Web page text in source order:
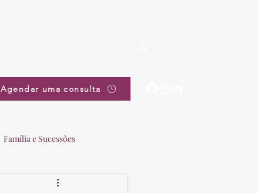
Agendar uma consulta
Família e Sucessões